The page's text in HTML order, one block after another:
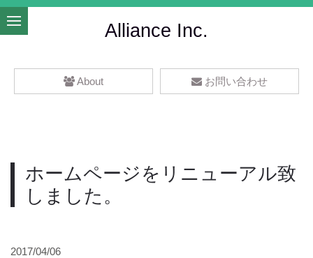
Alliance Inc.
About お問い合わせ
ホームページをリニューアル致
しました。
2017/04/06